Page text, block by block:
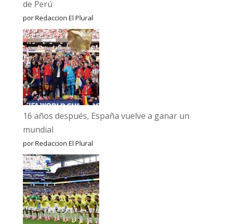
de Perú
por Redaccion El Plural
16 años después, España vuelve a ganar un
mundial
por Redaccion El Plural